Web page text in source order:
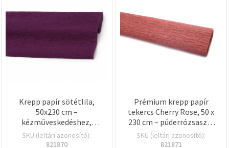
Krepp papír sötétlila,
50x230 cm –
kézműveskedéshez,
ajándékcsomagoláshoz
és dekorációs
SKU (leltári azonosító):
821870
Prémium krepp papír
tekercs Cherry Rose, 50 x
230 cm – púderrózsaszín
(Blush Pink) –
dekorációhoz, kreatív
SKU (leltári azonosító):
821871